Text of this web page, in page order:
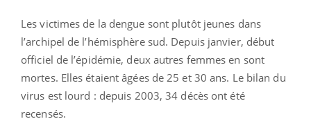
Les victimes de la dengue sont plutôt jeunes dans
l’archipel de l’hémisphère sud. Depuis janvier, début
officiel de l’épidémie, deux autres femmes en sont
mortes. Elles étaient âgées de 25 et 30 ans. Le bilan du
virus est lourd : depuis 2003, 34 décès ont été
recensés.